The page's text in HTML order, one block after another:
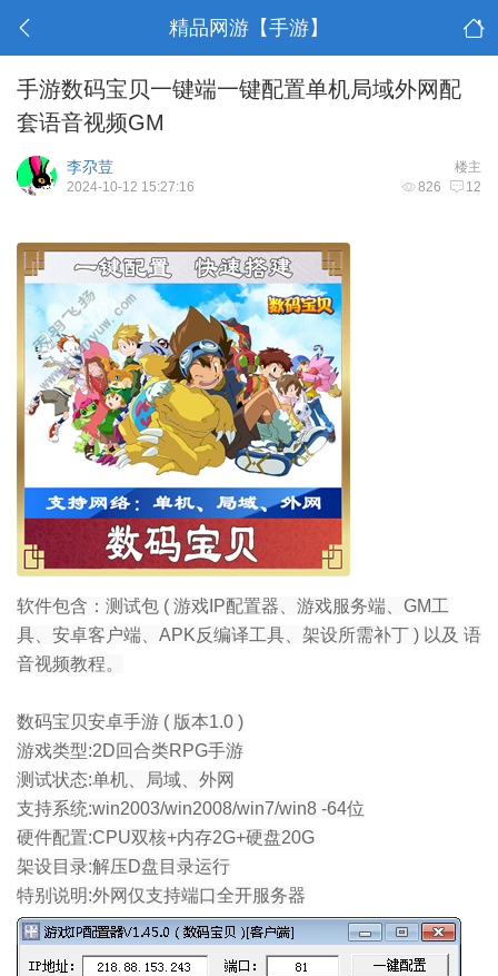
精品网游【手游】
手游数码宝贝一键端一键配置单机局域外网配
套语音视频GM
楼主
李尕荳
826 12
2024-10-12 15:27:16
软件包含：测试包 ( 游戏IP配置器、游戏服务端、GM工
具、安卓客户端、APK反编译工具、架设所需补丁 ) 以及 语
音视频教程。
数码宝贝安卓手游 ( 版本1.0 )
游戏类型:2D回合类RPG手游
测试状态:单机、局域、外网
支持系统:win2003/win2008/win7/win8 -64位
硬件配置:CPU双核+内存2G+硬盘20G
架设目录:解压D盘目录运行
特别说明:外网仅支持端口全开服务器